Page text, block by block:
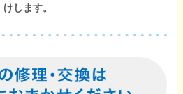
けします。